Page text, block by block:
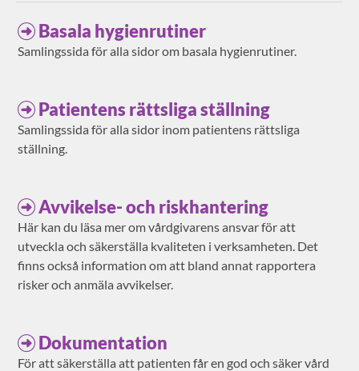
Basala hygienrutiner
Samlingssida för alla sidor om basala hygienrutiner.
Patientens rättsliga ställning
Samlingssida för alla sidor inom patientens rättsliga
ställning.
Avvikelse- och riskhantering
Här kan du läsa mer om vårdgivarens ansvar för att
utveckla och säkerställa kvaliteten i verksamheten. Det
finns också information om att bland annat rapportera
risker och anmäla avvikelser.
Dokumentation
För att säkerställa att patienten får en god och säker vård